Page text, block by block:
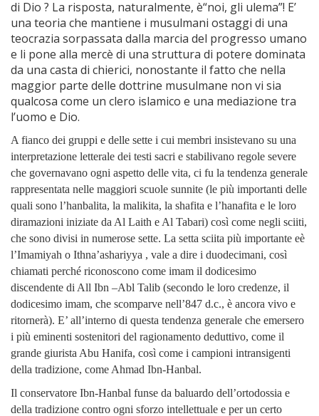
di Dio ? La risposta, naturalmente, è“noi, gli ulema”! E’
una teoria che mantiene i musulmani ostaggi di una
teocrazia sorpassata dalla marcia del progresso umano
e li pone alla mercè di una struttura di potere dominata
da una casta di chierici, nonostante il fatto che nella
maggior parte delle dottrine musulmane non vi sia
qualcosa come un clero islamico e una mediazione tra
l’uomo e Dio.
A fianco dei gruppi e delle sette i cui membri insistevano su una
interpretazione letterale dei testi sacri e stabilivano regole severe
che governavano ogni aspetto delle vita, ci fu la tendenza generale
rappresentata nelle maggiori scuole sunnite (le più importanti delle
quali sono l’hanbalita, la malikita, la shafita e l’hanafita e le loro
diramazioni iniziate da Al Laith e Al Tabari) così come negli sciiti,
che sono divisi in numerose sette. La setta sciita più importante eè
l’Imamiyah o Ithna’ashariyya , vale a dire i duodecimani, così
chiamati perché riconoscono come imam il dodicesimo
discendente di All Ibn –Abl Talib (secondo le loro credenze, il
dodicesimo imam, che scomparve nell’847 d.c., è ancora vivo e
ritornerà). E’ all’interno di questa tendenza generale che emersero
i più eminenti sostenitori del ragionamento deduttivo, come il
grande giurista Abu Hanifa, così come i campioni intransigenti
della tradizione, come Ahmad Ibn-Hanbal.
Il conservatore Ibn-Hanbal funse da baluardo dell’ortodossia e
della tradizione contro ogni sforzo intellettuale e per un certo